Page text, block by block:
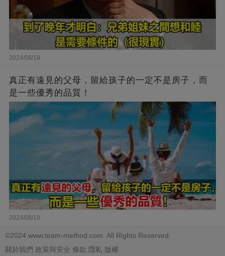
2024/08/19
真正有遠見的父母，留給孩子的一定不是房子，而
是一些優秀的品質！
2024/08/19
©2024 www.team-method.com. All Rights Reserved.
關於我們 政策與安全 條款 隱私 版權